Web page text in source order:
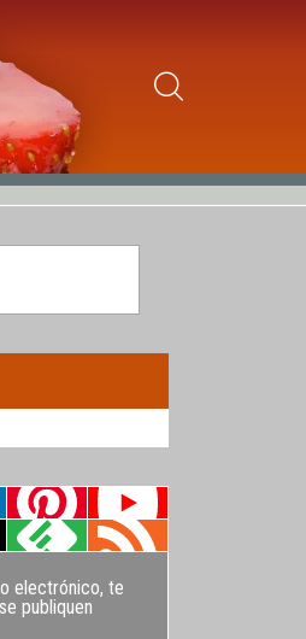
electrónico, te
publiquen